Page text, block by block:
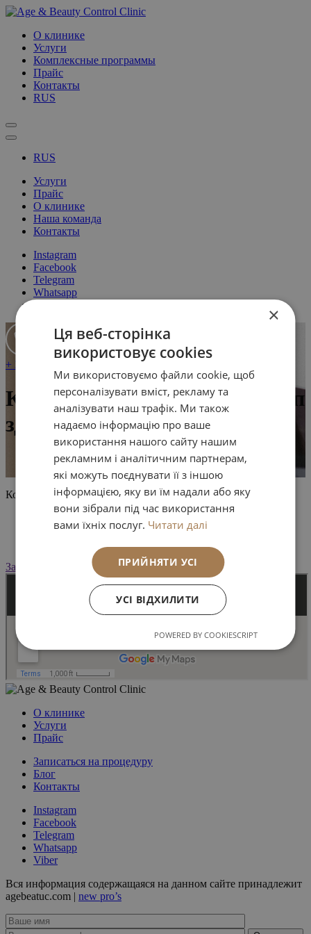
О клинике
Услуги
Комплексные программы
Прайс
Контакты
RUS
RUS
Услуги
Прайс
О клинике
Наша команда
Контакты
Instagram
Facebook
Telegram
Whatsapp
+ 38 099 700 00 12 Перезвоните мне
Комплексный базовый чек-ап
здоровья
Instagram
Facebook
Контакты
61145, ХАРЬКОВ, УЛ. КОСМИЧЕСКАЯ, 12А
+ 38 099 700 00 12
Записаться
О клинике
Услуги
Прайс
Записаться на процедуру
Блог
Контакты
Instagram
Facebook
Telegram
Whatsapp
Viber
Вся информация содержащаяся на данном сайте принадлежит
agebeatuc.com | new pro’s
×
Ця веб-сторінка
використовує cookies
Ми використовуємо файли cookie, щоб
персоналізувати вміст, рекламу та
аналізувати наш трафік. Ми також
надаємо інформацію про ваше
використання нашого сайту нашим
рекламним і аналітичним партнерам,
які можуть поєднувати її з іншою
інформацією, яку ви їм надали або яку
вони зібрали під час використання
вами їхніх послуг. Читати далі
ПРИЙНЯТИ УСІ
УСІ ВІДХИЛИТИ
POWERED BY COOKIESCRIPT